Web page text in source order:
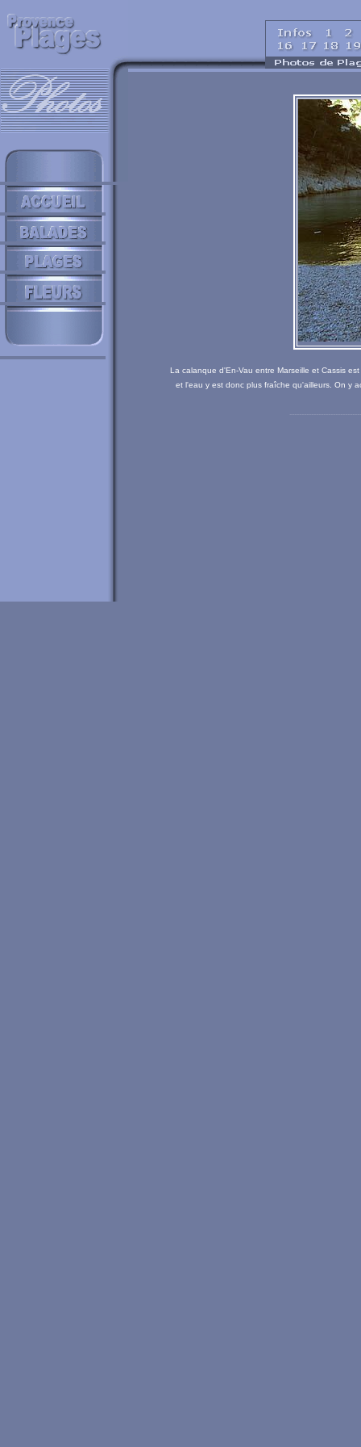
La calanque d'En-Vau entre Marseille et Cassis
et l'eau y est donc plus fraîche qu'ailleurs. On y
------------